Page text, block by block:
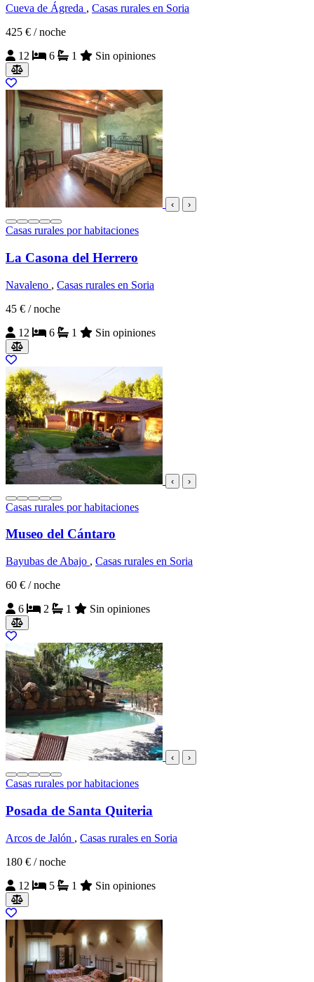
Cueva de Ágreda , Casas rurales en Soria
425 € / noche
12
6 1 Sin opiniones
‹ ›
Casas rurales por habitaciones
La Casona del Herrero
Navaleno , Casas rurales en Soria
45 € / noche
12
6 1 Sin opiniones
‹ ›
Casas rurales por habitaciones
Museo del Cántaro
Bayubas de Abajo , Casas rurales en Soria
60 € / noche
6
2 1 Sin opiniones
‹ ›
Casas rurales por habitaciones
Posada de Santa Quiteria
Arcos de Jalón , Casas rurales en Soria
180 € / noche
12
5 1 Sin opiniones